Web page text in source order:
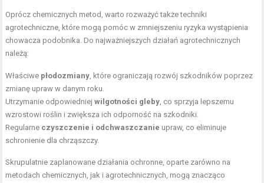
Oprócz chemicznych metod, warto rozważyć także techniki
agrotechniczne, które mogą pomóc w zmniejszeniu ryzyka wystąpienia
chowacza podobnika. Do najważniejszych działań agrotechnicznych
należą:
Właściwe płodozmiany, które ograniczają rozwój szkodników poprzez
zmianę upraw w danym roku.
Utrzymanie odpowiedniejwilgotności gleby, co sprzyja lepszemu
wzrostowi roślin i zwiększa ich odporność na szkodniki.
Regularne czyszczenie i odchwaszczanie upraw, co eliminuje
schronienie dla chrząszczy.
Skrupulatnie zaplanowane działania ochronne, oparte zarówno na
metodach chemicznych, jak i agrotechnicznych, mogą znacząco